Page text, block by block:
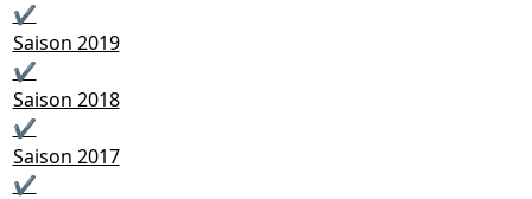
✔
Saison 2019
✔
Saison 2018
✔
Saison 2017
✔